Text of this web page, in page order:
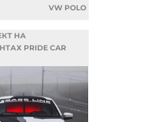
VW POLO
НА
PRIDE CAR